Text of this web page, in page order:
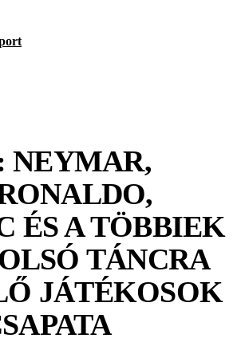
NEYMAR,
ÉS A TÖBBIEK
TÁNCRA
JÁTÉKOSOK